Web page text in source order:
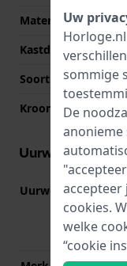
Materiaal
Kastdeksel
Soort glas
Kroon
Uurwerk
Uurwerk nr.
Uw
sommige
De
accepteer
cookies.
welke
“cookie